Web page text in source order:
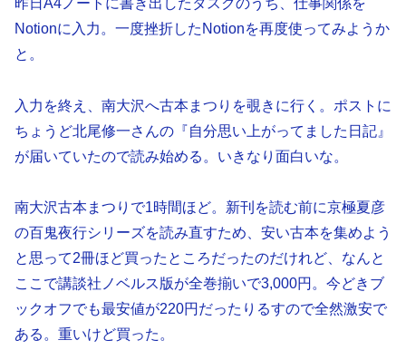
Notionに入力。一度挫折したNotionを再度使ってみようか
と。
入力を終え、南大沢へ古本まつりを覗きに行く。ポストに
ちょうど北尾修一さんの『自分思い上がってました日記』
が届いていたので読み始める。いきなり面白いな。
南大沢古本まつりで1時間ほど。新刊を読む前に京極夏彦
の百鬼夜行シリーズを読み直すため、安い古本を集めよう
と思って2冊ほど買ったところだったのだけれど、なんと
ここで講談社ノベルス版が全巻揃いで3,000円。今どきブ
ックオフでも最安値が220円だったりるすので全然激安で
ある。重いけど買った。